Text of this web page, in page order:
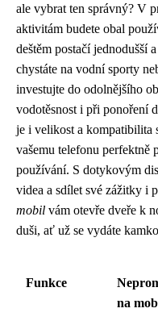
ale vybrat ten správný? V
aktivitám budete obal
deštěm postačí jednodušší
chystáte na vodní sporty
investujte do odolnějšího
vodotěsnost i při ponoření
je i velikost a kompatibilita
vašemu telefonu perfektně
používání. S dotykovým
videa a sdílet své zážitky i
mobil vám otevře dveře k
duši, ať už se vydáte
Funkce
na